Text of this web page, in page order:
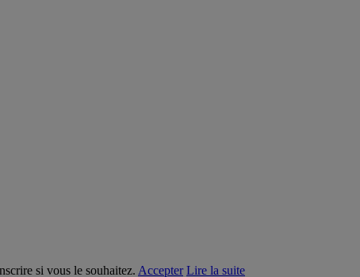
si vous le souhaitez. Accepter Lire la suite